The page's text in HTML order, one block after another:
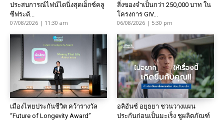
ประสบการณ์ไฟน์ไดนิ่งสุดเอ็กซ์คลู
ซีฟระดั...
07/08/2026 | 11:30 am
สิ่งของจำเป็นกว่า 250,000 บาท ใน
โครงการ GIV...
06/08/2026 | 5:30 pm
เมืองไทยประกันชีวิต คว้ารางวัล
“Future of Longevity Award”
อลิอันซ์ อยุธยา ชวนวางแผน
ประกันก่อนเป็นมะเร็ง ชูผลิตภัณฑ์